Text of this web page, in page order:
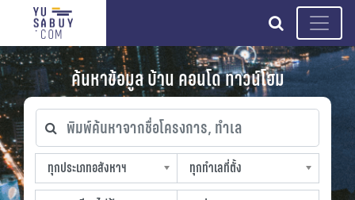
search
ค้นหาข้อมูล บ้าน คอนโด ทาวน์โฮม
พิมพ์ค้นหาจากชื่อโครงการ, ทำเล
ทุกประเภทอสังหาฯ
ทุกประเภทอสังหาฯ
sproperty
ทุกทำเลที่ตั้ง
ทุกทำเลที่ตั้ง
slocation